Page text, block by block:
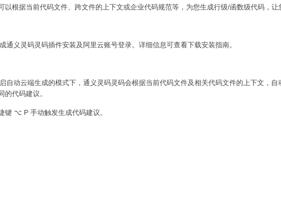
根据当前代码文件、跨文件的上下文或企业代码规范等，为您生成行级/函数级代码，让
通义灵码灵码插件安装及阿里云账号登录。详细信息可查看下载安装指南。
自动云端生成的模式下，通义灵码灵码会根据当前代码文件及相关代码文件的上下文，
代码建议。
键 ⌥ P 手动触发生成代码建议。